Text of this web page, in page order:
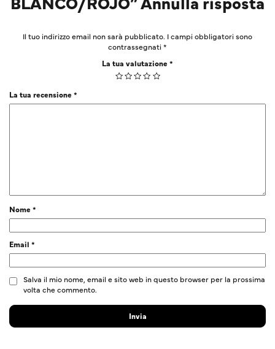
Il tuo indirizzo email non sarà pubblicato. I campi obbligatori sono
contrassegnati*
La tua valutazione*
La tua recensione*
Nome*
Email *
Salva il mio nome, email e sito web in questo browser per la prossima
volta che commento.